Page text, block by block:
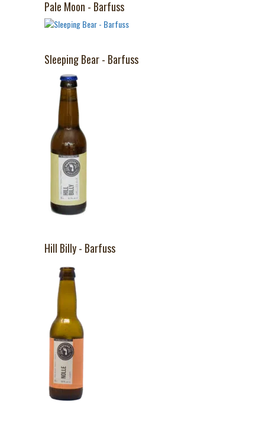
Pale Moon - Barfuss
Sleeping Bear - Barfuss
Hill Billy - Barfuss